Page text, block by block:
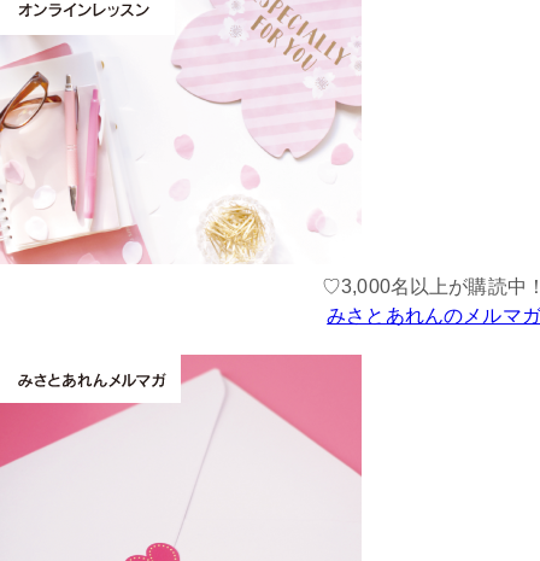
♡3,000名以上が購読中
みさとあれんのメルマガ